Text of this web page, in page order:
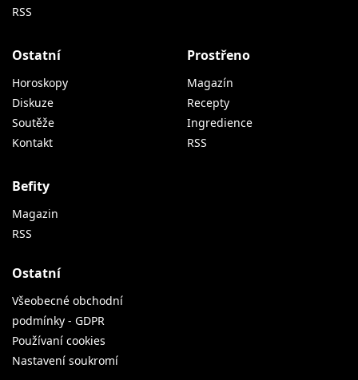
RSS
Ostatní
Horoskopy
Diskuze
Soutěže
Kontakt
Prostřeno
Magazín
Recepty
Ingredience
RSS
Befity
Magazin
RSS
Ostatní
Všeobecné obchodní
podmínky - GDPR
Používaní cookies
Nastavení soukromí